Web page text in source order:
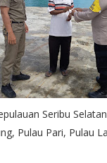
Seribu
Pulau Pari, Pulau